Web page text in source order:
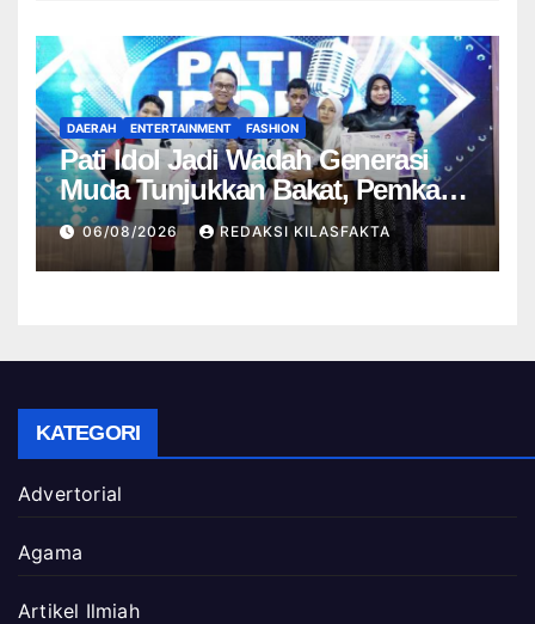
DAERAH ENTERTAINMENT FASHION
Pati Idol Jadi Wadah Generasi
Muda Tunjukkan Bakat, Pemkab
Pati Dorong Lahirnya Talenta
Baru
06/08/2026 REDAKSI KILASFAKTA
KATEGORI
Advertorial
Agama
Artikel Ilmiah